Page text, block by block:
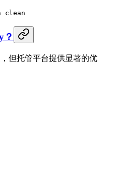
clean
？
但托管平台提供显著的优